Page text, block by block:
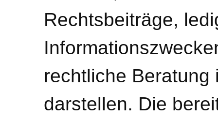
Rechtsbeiträge,
rechtliche
darstellen. Die